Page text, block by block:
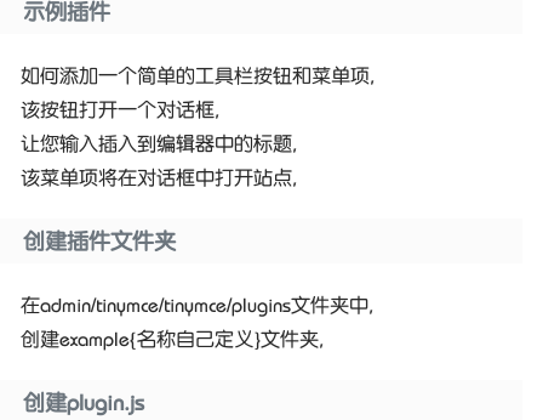
示例插件
如何添加一个简单的工具栏按钮和菜单项,
该按钮打开一个对话框,
让您输入插入到编辑器中的标题,
该菜单项将在对话框中打开站点,
创建插件文件夹
在admin/tinymce/tinymce/plugins文件夹中,
创建example{名称自己定义}文件夹,
创建plugin.js